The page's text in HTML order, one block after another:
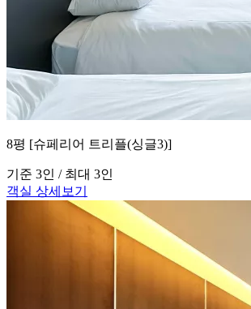
8평 [슈페리어 트리플(싱글3)]
기준 3인 / 최대 3인
객실 상세보기